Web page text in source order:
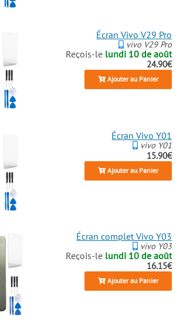
Écran Vivo V29 Pro
vivo V29 Pro
Reçois-le lundi 10 de août
24.90€
Ajouter au Panier
Écran Vivo Y01
vivo Y01
15.90€
Ajouter au Panier
Écran complet Vivo Y03
vivo Y03
Reçois-le lundi 10 de août
16.15€
Ajouter au Panier